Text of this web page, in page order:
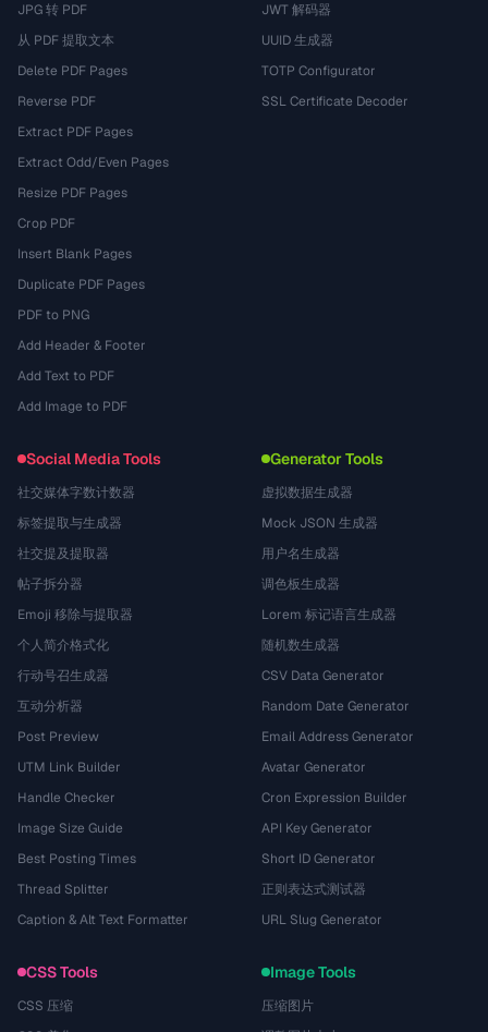
JPG 转 PDF
从 PDF 提取文本
Delete PDF Pages
Reverse PDF
Extract PDF Pages
Extract Odd/Even Pages
Resize PDF Pages
Crop PDF
Insert Blank Pages
Duplicate PDF Pages
PDF to PNG
Add Header & Footer
Add Text to PDF
Add Image to PDF
JWT 解码器
UUID 生成器
TOTP Configurator
SSL Certificate Decoder
Social Media Tools
社交媒体字数计数器
标签提取与生成器
社交提及提取器
帖子拆分器
Emoji 移除与提取器
个人简介格式化
行动号召生成器
互动分析器
Post Preview
UTM Link Builder
Handle Checker
Image Size Guide
Best Posting Times
Thread Splitter
Caption & Alt Text Formatter
Generator Tools
虚拟数据生成器
Mock JSON 生成器
用户名生成器
调色板生成器
Lorem 标记语言生成器
随机数生成器
CSV Data Generator
Random Date Generator
Email Address Generator
Avatar Generator
Cron Expression Builder
API Key Generator
Short ID Generator
正则表达式测试器
URL Slug Generator
CSS Tools
CSS 压缩
Image Tools
压缩图片